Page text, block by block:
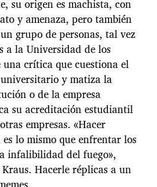
su origen es machista, con
y amenaza, pero también
grupo de personas, tal vez
a la Universidad de los
una crítica que cuestiona el
y matiza la
o de la empresa
su acreditación estudiantil
empresas. «Hacer
lo mismo que enfrentar los
infalibilidad del fuego»,
Hacerle réplicas a un